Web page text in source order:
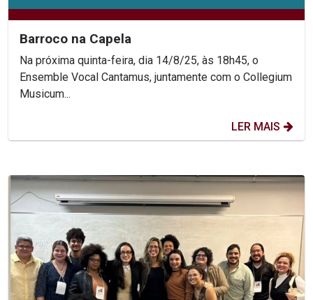
Barroco na Capela
Na próxima quinta-feira, dia 14/8/25, às 18h45, o
Ensemble Vocal Cantamus, juntamente com o Collegium
Musicum...
LER MAIS